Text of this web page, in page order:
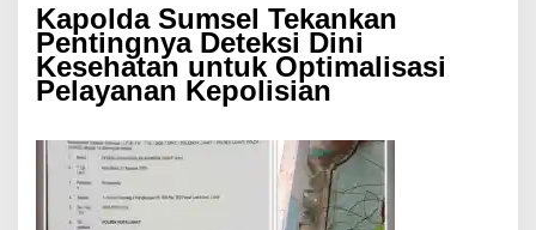
Kapolda Sumsel Tekankan
Pentingnya Deteksi Dini
Kesehatan untuk Optimalisasi
Pelayanan Kepolisian